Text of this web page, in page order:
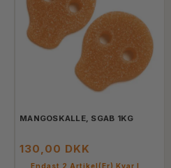
MANGOSKALLE, SGAB 1KG
130,00 DKK
Endast 2 Artikel(er) Kvar I